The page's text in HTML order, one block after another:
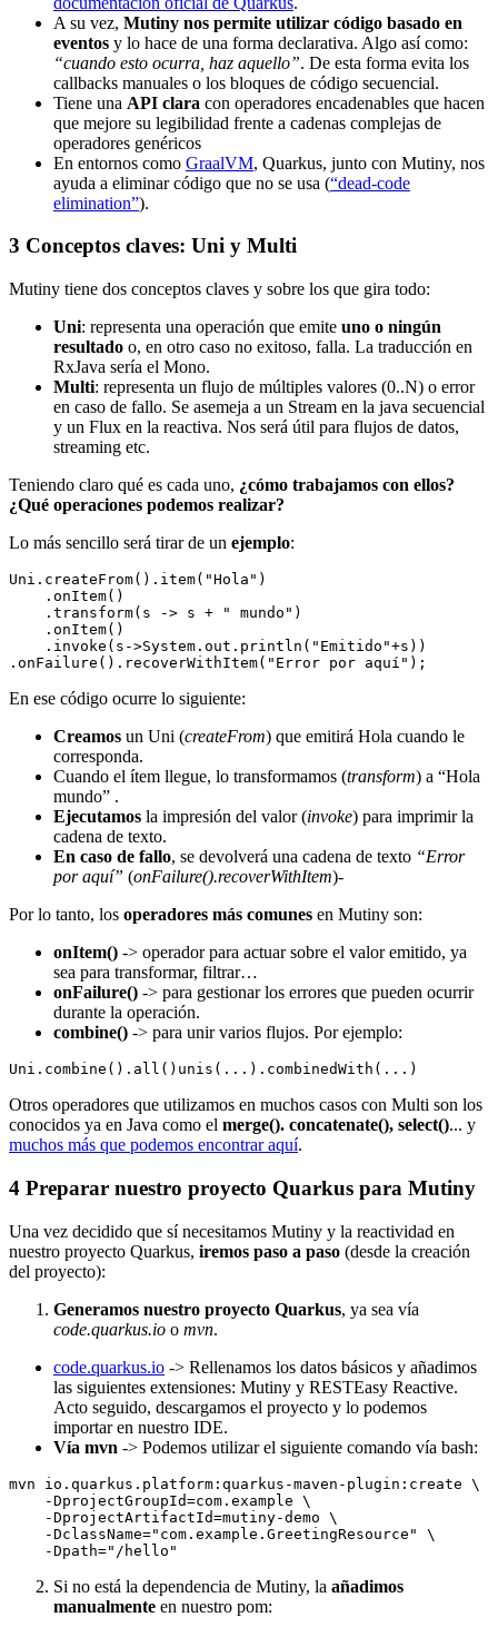
A su vez, Mutiny nos permite utilizar código basado en
eventos y lo hace de una forma declarativa. Algo así como:
“cuando esto ocurra, haz aquello”. De esta forma evita los
callbacks manuales o los bloques de código secuencial.
Tiene una API clara con operadores encadenables que hacen
que mejore su legibilidad frente a cadenas complejas de
operadores genéricos
En entornos como GraalVM, Quarkus, junto con Mutiny, nos
ayuda a eliminar código que no se usa (“dead-code
elimination”).
3 Conceptos claves: Uni y Multi
Mutiny tiene dos conceptos claves y sobre los que gira todo:
Uni: representa una operación que emite uno o ningún
resultado o, en otro caso no exitoso, falla. La traducción en
RxJava sería el Mono.
Multi: representa un flujo de múltiples valores (0..N) o error
en caso de fallo. Se asemeja a un Stream en la java secuencial
y un Flux en la reactiva. Nos será útil para flujos de datos,
streaming etc.
Teniendo claro qué es cada uno, ¿cómo trabajamos con ellos?
¿Qué operaciones podemos realizar?
Lo más sencillo será tirar de un ejemplo:
Uni.createFrom().item("Hola")
    .onItem()
    .transform(s -> s + " mundo")
    .onItem()
    .invoke(s->System.out.println("Emitido"+s))
En ese código ocurre lo siguiente:
Creamos un Uni (createFrom) que emitirá Hola cuando le
corresponda.
Cuando el ítem llegue, lo transformamos (transform) a “Hola
mundo” .
Ejecutamos la impresión del valor (invoke) para imprimir la
cadena de texto.
En caso de fallo, se devolverá una cadena de texto “Error
por aquí” (onFailure().recoverWithItem)-
Por lo tanto, los operadores más comunes en Mutiny son:
onItem() -> operador para actuar sobre el valor emitido, ya
sea para transformar, filtrar…
onFailure() -> para gestionar los errores que pueden ocurrir
durante la operación.
combine() -> para unir varios flujos. Por ejemplo:
Otros operadores que utilizamos en muchos casos con Multi son los
conocidos ya en Java como el merge(). concatenate(), select()... y
muchos más que podemos encontrar aquí.
4 Preparar nuestro proyecto Quarkus para Mutiny
Una vez decidido que sí necesitamos Mutiny y la reactividad en
nuestro proyecto Quarkus, iremos paso a paso (desde la creación
del proyecto):
Generamos nuestro proyecto Quarkus, ya sea vía
code.quarkus.io o mvn.
code.quarkus.io -> Rellenamos los datos básicos y añadimos
las siguientes extensiones: Mutiny y RESTEasy Reactive.
Acto seguido, descargamos el proyecto y lo podemos
importar en nuestro IDE.
Vía mvn -> Podemos utilizar el siguiente comando vía bash:
mvn io.quarkus.platform:quarkus-maven-plugin:create \
    -DprojectGroupId=com.example \
    -DprojectArtifactId=mutiny-demo \
    -DclassName="com.example.GreetingResource" \
Si no está la dependencia de Mutiny, la añadimos
manualmente en nuestro pom: